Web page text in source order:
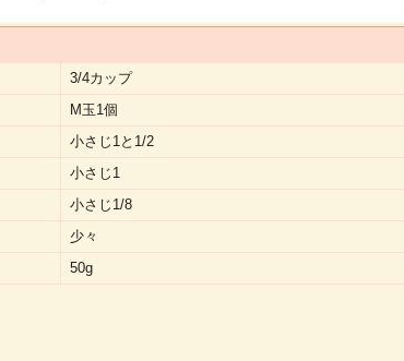
3/4カップ
M玉1個
小さじ1と1/2
小さじ1
小さじ1/8
少々
50g